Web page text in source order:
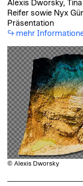
Alexis Dworsky,
Reifer sowie Nyx
Präsentation
mehr
© Alexis Dworsky